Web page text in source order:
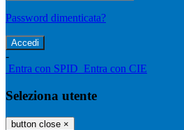
Password dimenticata?
-
Entra con SPID Entra con CIE
Seleziona utente
button close ×